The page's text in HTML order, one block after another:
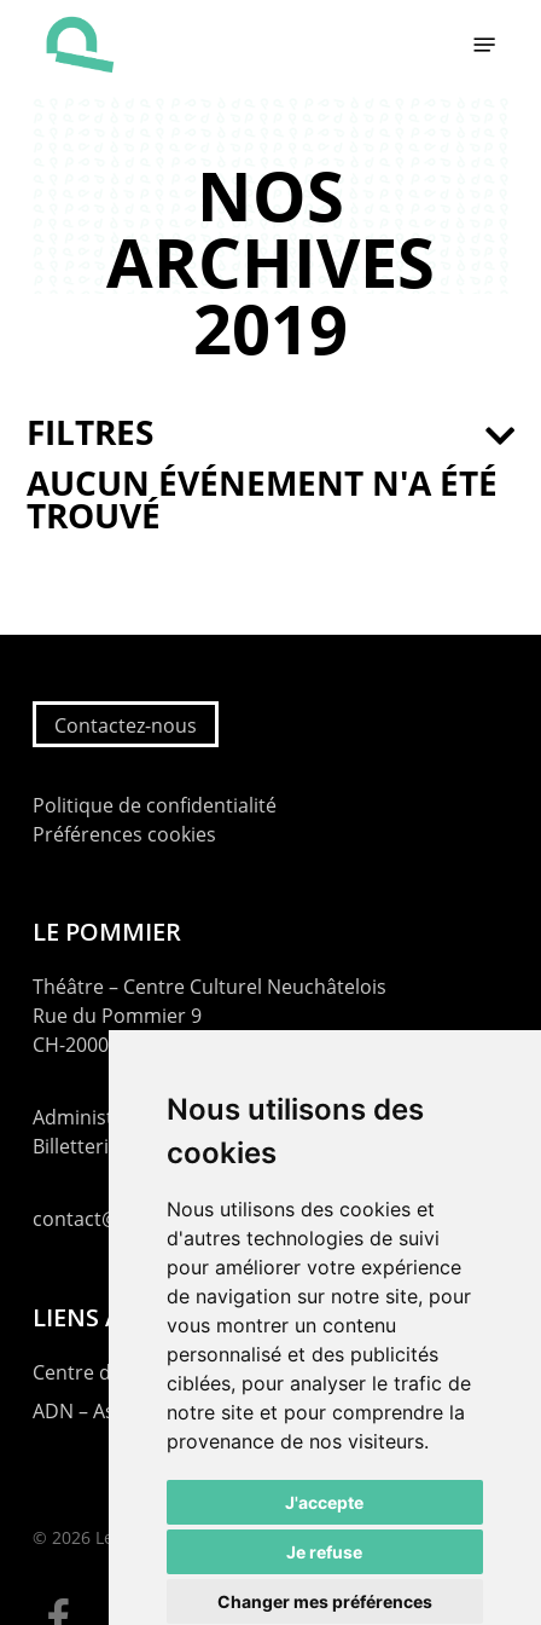
Nous utilisons des
cookies
Nous utilisons des cookies et
d'autres technologies de suivi
pour améliorer votre expérience
de navigation sur notre site, pour
vous montrer un contenu
personnalisé et des publicités
ciblées, pour analyser le trafic de
notre site et pour comprendre la
provenance de nos visiteurs.
J'accepte
Je refuse
Changer mes préférences
NOS
ARCHIVES
2019
AUCUN ÉVÉNEMENT N'A ÉTÉ
TROUVÉ
FILTRES
Contactez-nous
Politique de confidentialité
Préférences cookies
LE POMMIER
Théâtre – Centre Culturel Neuchâtelois
Rue du Pommier 9
CH-2000 Neuchâtel
Administration : +41 32 725 03 03
Billetterie : +41 32 725 05 05
contact@lepommier.ch
LIENS AMIS
Centre de culture ABC
ADN – Association Danse Neuchâtel
© 2026 Le Pommier.
facebook email